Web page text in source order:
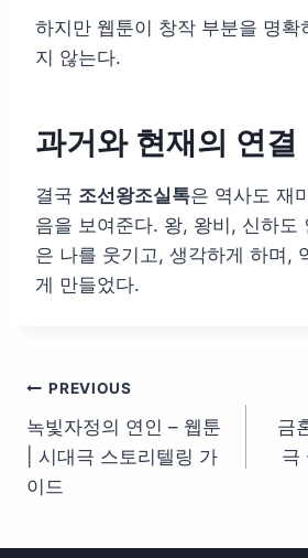
하지만 웹툰이 창작 부분을 명확
지 않는다.
과거와 현재의 연결
결국 조선왕조실톡은 역사도 재
음을 보여준다. 왕, 왕비, 신하도
은 나를 웃기고, 생각하게 하며,
게 만들었다.
글
탐
색
PREVIOUS
녹빛자정의 연인 – 웹툰
| 시대극 스토리텔링 가
이드
금
극